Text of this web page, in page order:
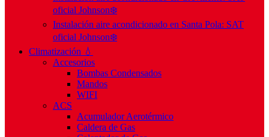
oficial Johnson❄️
Instalación aire acondicionado en Santa Pola: SAT
oficial Johnson❄️
Climatización 💧
Accesorios
Bombas Condensados
Mandos
WIFI
ACS
Acumulador Aerotérmico
Caldera de Gas